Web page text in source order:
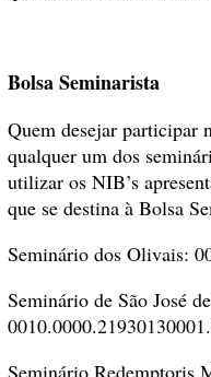
Bolsa Seminarista
Quem desejar participar
qualquer um dos
utilizar os NIB’s
que se destina à Bolsa
Seminário dos Olivais:
Seminário de São José
Seminário Redemptoris